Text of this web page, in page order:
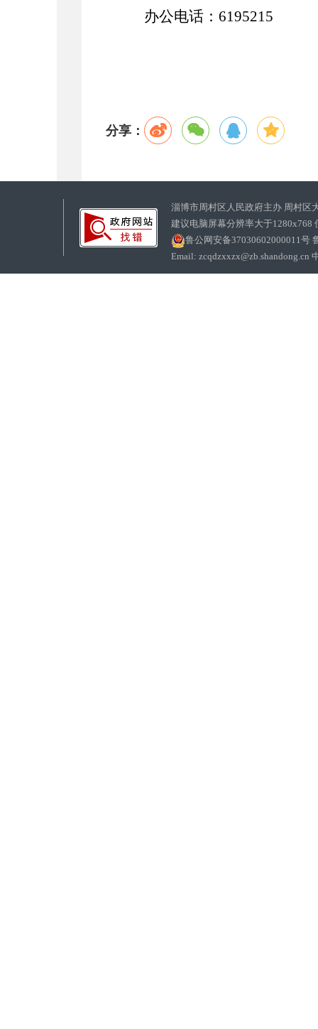
办公电话： 6195215
分享：
淄博市周村区人民政府主办 周村区
建议电脑屏幕分辨率大于1280x768
鲁公网安备37030602000011号
Email: zcqdzxxzx@zb.shandong.cn